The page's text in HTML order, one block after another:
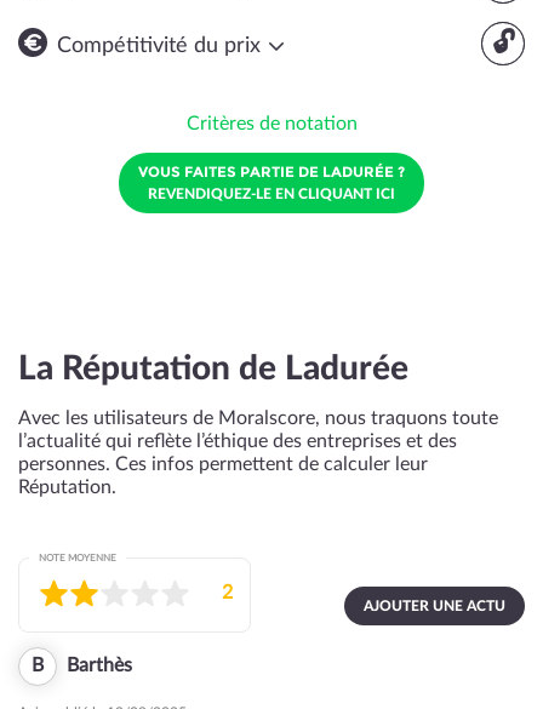
🔓
Compétitivité du prix
Critères de notation
VOUS FAITES PARTIE DE LADURÉE ?
REVENDIQUEZ-LE EN CLIQUANT ICI
La Réputation de Ladurée
Avec les utilisateurs de Moralscore, nous traquons toute
l’actualité qui reflète l’éthique des entreprises et des
personnes. Ces infos permettent de calculer leur
Réputation.
AJOUTER UNE ACTU
NOTE MOYENNE
2
B Barthès